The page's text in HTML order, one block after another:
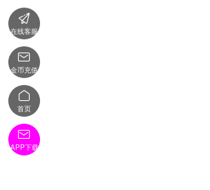

在线客服

金币充值

首页

APP下载